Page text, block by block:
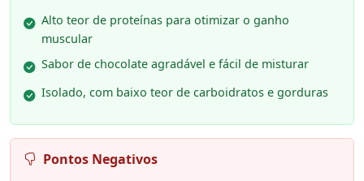
Alto teor de proteínas para otimizar o ganho
muscular
Sabor de chocolate agradável e fácil de misturar
Isolado, com baixo teor de carboidratos e gorduras
Pontos Negativos